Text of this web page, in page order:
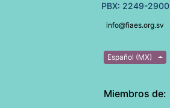
PBX: 2249-2900
info@fiaes.org.sv
Español (MX)
Miembros de: